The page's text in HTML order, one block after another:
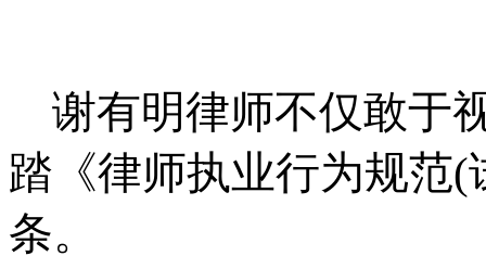
谢有明律师不仅敢于
踏《律师执业行为规范(
条。